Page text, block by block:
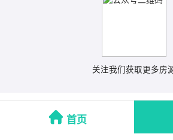
首页
关注我们获取更多房